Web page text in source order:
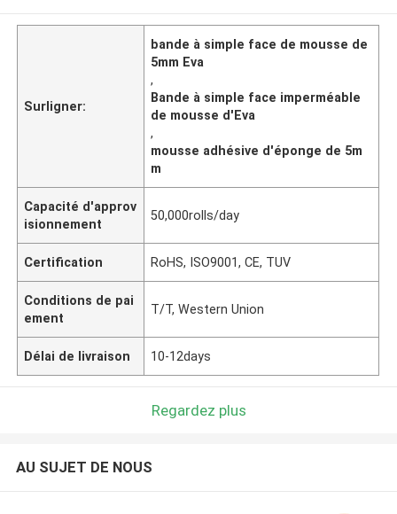
Surligner:
bande à simple face de mousse de
5mm Eva
,
Bande à simple face imperméable
de mousse d'Eva
,
mousse adhésive d'éponge de 5m
m
Capacité d'approv
isionnement
50,000rolls/day
Certification RoHS, ISO9001, CE, TUV
Conditions de pai
ement
T/T, Western Union
Délai de livraison 10-12days
Regardez plus
AU SUJET DE NOUS